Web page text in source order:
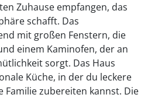
Zuhause empfangen, das
schafft. Das
mit großen Fenstern, die
einem Kaminofen, der an
sorgt. Das Haus
Küche, in der du leckere
Familie zubereiten kannst. Die